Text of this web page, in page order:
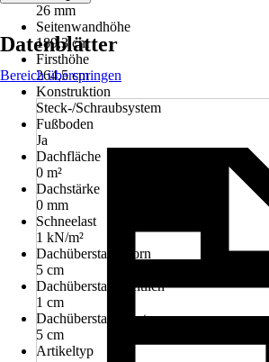
26 mm
Seitenwandhöhe
189,3 cm
Firsthöhe
264,5 cm
Konstruktion
Steck-/Schraubsystem
Fußboden
Ja
Dachfläche
0 m²
Dachstärke
0 mm
Schneelast
1 kN/m²
Dachüberstand vorn
5 cm
Dachüberstand seitlich
1 cm
Dachüberstand hinten
5 cm
Artikeltyp
Datenblätter
Bereich überspringen